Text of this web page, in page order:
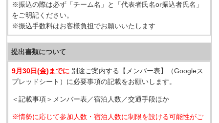
※振込の際は必ず「チーム名」と「代表者氏名or振込者氏名」
をご明記ください。
※振込手数料はお客様負担でお願いいたします
提出書類について
9月30日(金)までに 別途ご案内する【メンバー表】（Googleス
プレッドシート）に必要事項の記載をお願いします。
＜記載事項＞メンバー表／宿泊人数／交通手段ほか
※情勢に応じて参加人数・宿泊人数に制限を設ける可能性がご